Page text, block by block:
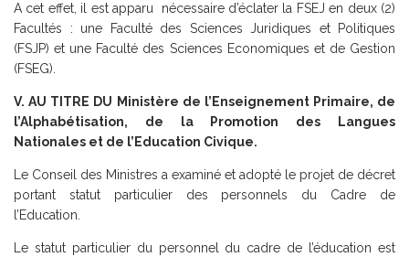
A cet effet, il est apparu nécessaire d’éclater la FSEJ en deux (2)
Facultés : une Faculté des Sciences Juridiques et Politiques
(FSJP) et une Faculté des Sciences Economiques et de Gestion
(FSEG).
V. AU TITRE DU Ministère de l’Enseignement Primaire, de
l’Alphabétisation, de la Promotion des Langues
Nationales et de l’Education Civique.
Le Conseil des Ministres a examiné et adopté le projet de décret
portant statut particulier des personnels du Cadre de
l’Education.
Le statut particulier du personnel du cadre de l’éducation est